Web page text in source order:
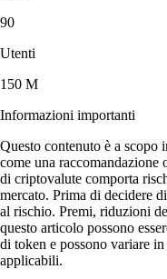
90
Utenti
150 M
Informazioni importanti
Questo contenuto è a scopo
come una
di criptovalute comporta
mercato. Prima di decidere
al rischio. Premi, riduzioni
questo articolo possono
di token e possono variare
applicabili.